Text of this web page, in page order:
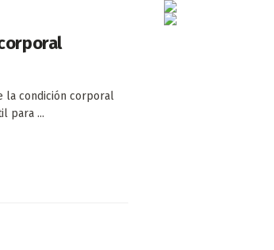
la condición corporal
para ...